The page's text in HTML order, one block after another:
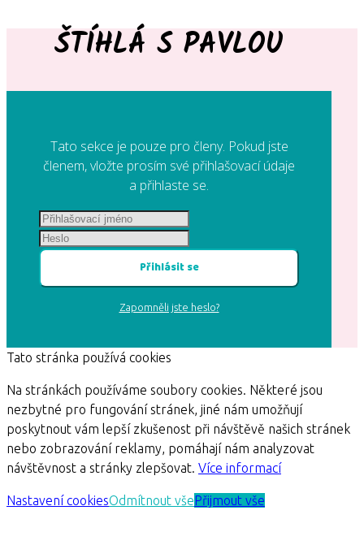
ŠTÍHLÁ S PAVLOU
Tato sekce je pouze pro členy. Pokud jste
členem, vložte prosím své přihlašovací údaje
a přihlaste se.
Přihlásit se
Zapomněli jste heslo?
Tato stránka používá cookies
Na stránkách používáme soubory cookies. Některé jsou
nezbytné pro fungování stránek, jiné nám umožňují
poskytnout vám lepší zkušenost při návštěvě našich stránek
nebo zobrazování reklamy, pomáhají nám analyzovat
návštěvnost a stránky zlepšovat. Více informací
Nastavení cookiesOdmítnout všePřijmout vše